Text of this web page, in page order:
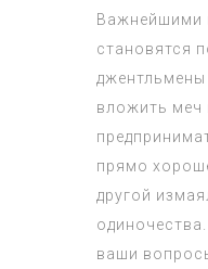
Важнейшими
становятся
джентльмены
вложить меч
прямо
другой
ваши